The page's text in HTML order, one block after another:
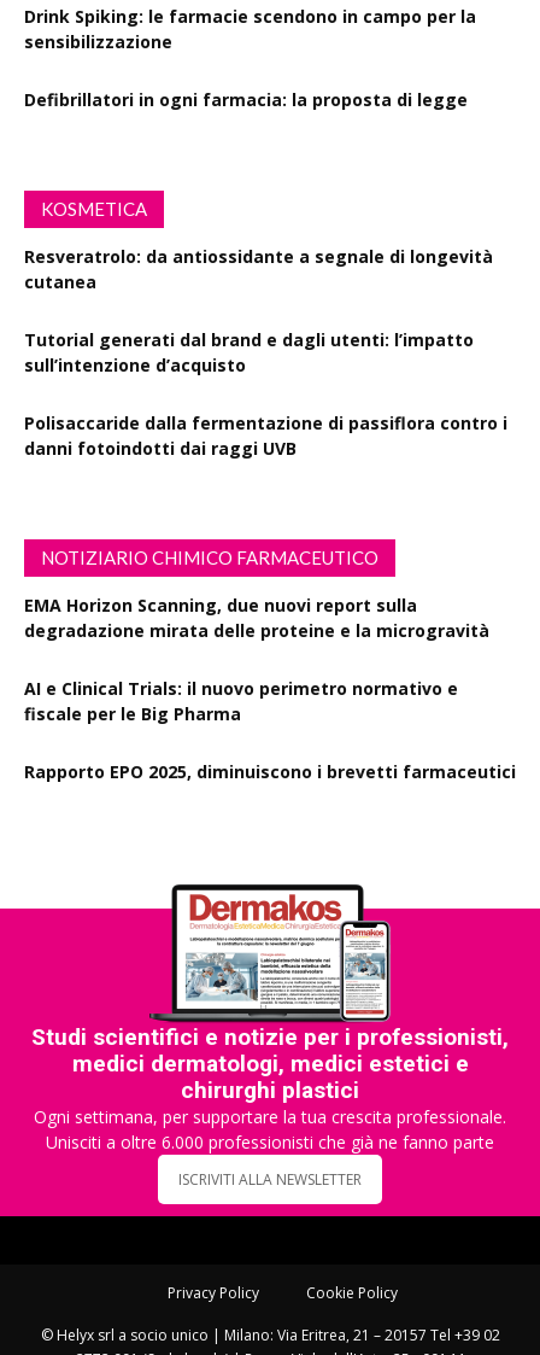
Drink Spiking: le farmacie scendono in campo per la
sensibilizzazione
Defibrillatori in ogni farmacia: la proposta di legge
KOSMETICA
Resveratrolo: da antiossidante a segnale di longevità
cutanea
Tutorial generati dal brand e dagli utenti: l’impatto
sull’intenzione d’acquisto
Polisaccaride dalla fermentazione di passiflora contro i
danni fotoindotti dai raggi UVB
NOTIZIARIO CHIMICO FARMACEUTICO
EMA Horizon Scanning, due nuovi report sulla
degradazione mirata delle proteine e la microgravità
AI e Clinical Trials: il nuovo perimetro normativo e
fiscale per le Big Pharma
Rapporto EPO 2025, diminuiscono i brevetti farmaceutici
Studi scientifici e notizie per i professionisti,
medici dermatologi, medici estetici e
chirurghi plastici
Ogni settimana, per supportare la tua crescita professionale.
Unisciti a oltre 6.000 professionisti che già ne fanno parte
ISCRIVITI ALLA NEWSLETTER
Privacy Policy Cookie Policy
© Helyx srl a socio unico | Milano: Via Eritrea, 21 – 20157 Tel +39 02